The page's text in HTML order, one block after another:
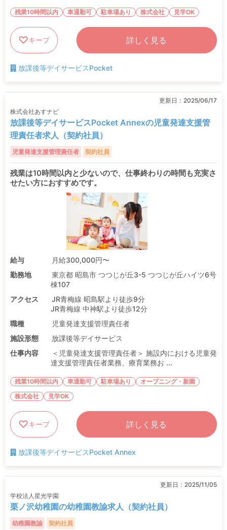
残業10時間以内 車通勤可 駐車場あり 株式会社 見学OK
キープ 詳しく見る
放課後等デイサービスPocket
更新日： 2025/06/17
株式会社あすナビ
放課後等デイサービスPocket Annexの児童発達支援管
理責任者求人（契約社員）
児童発達支援管理責任者 契約社員
残業は10時間以内と少ないので、仕事終わりの時間も充実さ
せたい方におすすめです。
給与
月給300,000円〜
勤務地
東京都 昭島市 つつじが丘3-5 つつじが丘ハイツ6号
棟107
アクセス
JR青梅線 昭島駅より徒歩9分
JR青梅線 中神駅より徒歩12分
職種
児童発達支援管理責任者
施設形態
放課後等デイサービス
仕事内容
＜児童発達支援管理責任者＞ 施設内における児童発
達支援管理責任者業務、療育業務お ...
残業10時間以内 車通勤可 駐車場あり
オープニング・新園
株式会社
見学OK
キープ 詳しく見る
放課後等デイサービスPocket Annex
更新日： 2025/11/05
学校法人星光学園
栗ノ沢幼稚園の幼稚園教諭求人（契約社員）
幼稚園教諭 契約社員